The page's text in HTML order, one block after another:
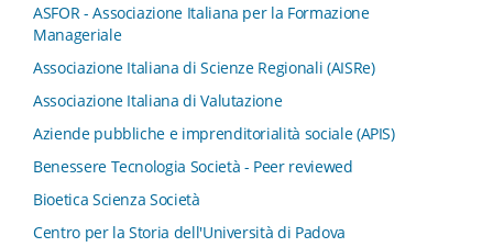
ASFOR - Associazione Italiana per la Formazione
Manageriale
Associazione Italiana di Scienze Regionali (AISRe)
Associazione Italiana di Valutazione
Aziende pubbliche e imprenditorialità sociale (APIS)
Benessere Tecnologia Società - Peer reviewed
Bioetica Scienza Società
Centro per la Storia dell'Università di Padova